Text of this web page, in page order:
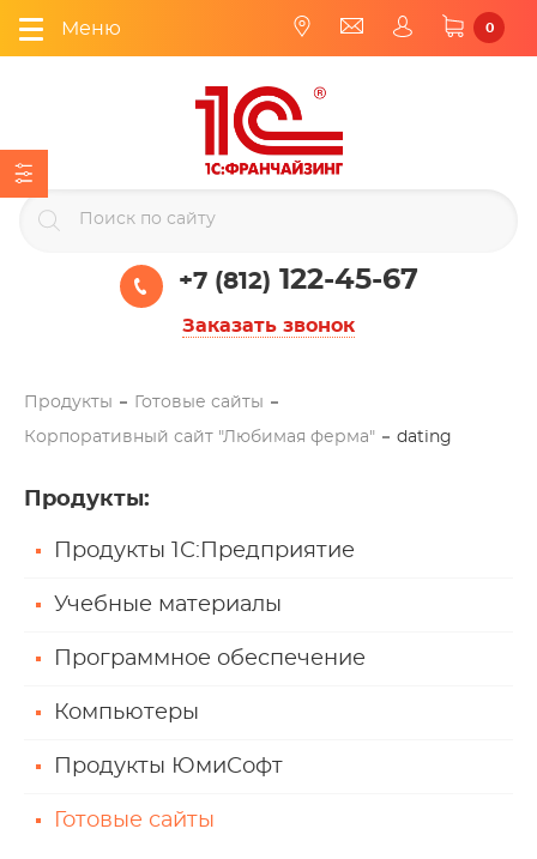
Меню 0
+7 (812) 122-45-67
Заказать звонок
Продукты Готовые сайты
Корпоративный сайт "Любимая ферма" dating
Продукты:
Продукты 1С:Предприятие
Учебные материалы
Программное обеспечение
Компьютеры
Продукты ЮмиСофт
Готовые сайты